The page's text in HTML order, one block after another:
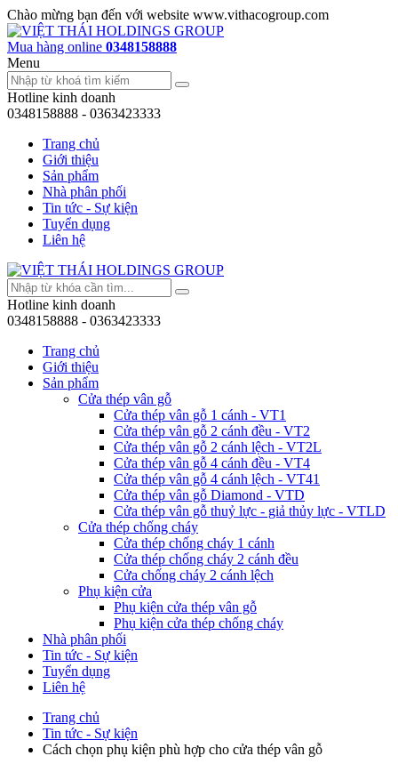
Chào mừng bạn đến với website www.vithacogroup.com
Mua hàng online 0348158888
Menu
Hotline kinh doanh
0348158888 - 0363423333
Trang chủ
Giới thiệu
Sản phẩm
Nhà phân phối
Tin tức - Sự kiện
Tuyển dụng
Liên hệ
Hotline kinh doanh
0348158888 - 0363423333
Trang chủ
Giới thiệu
Sản phẩm
Cửa thép vân gỗ
Cửa thép vân gỗ 1 cánh - VT1
Cửa thép vân gỗ 2 cánh đều - VT2
Cửa thép vân gỗ 2 cánh lệch - VT2L
Cửa thép vân gỗ 4 cánh đều - VT4
Cửa thép vân gỗ 4 cánh lệch - VT41
Cửa thép vân gỗ Diamond - VTD
Cửa thép vân gỗ thuỷ lực - giả thủy lực - VTLD
Cửa thép chống cháy
Cửa thép chống cháy 1 cánh
Cửa thép chống cháy 2 cánh đều
Cửa chống cháy 2 cánh lệch
Phụ kiện cửa
Phụ kiện cửa thép vân gỗ
Phụ kiện cửa thép chống cháy
Nhà phân phối
Tin tức - Sự kiện
Tuyển dụng
Liên hệ
Trang chủ
Tin tức - Sự kiện
Cách chọn phụ kiện phù hợp cho cửa thép vân gỗ